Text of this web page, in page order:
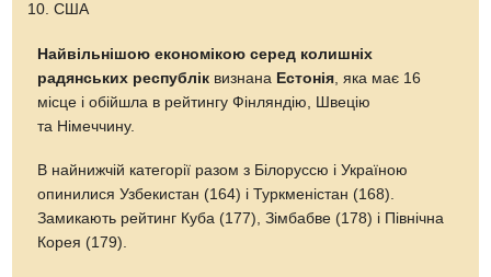
США
Найвільнішою економікою серед колишніх
радянських республік визнана Естонія, яка має 16
місце і обійшла в рейтингу Фінляндію, Швецію
та Німеччину.
В найнижчій категорії разом з Білоруссю і Україною
опинилися Узбекистан (164) і Туркменістан (168).
Замикають рейтинг Куба (177), Зімбабве (178) і Північна
Корея (179).